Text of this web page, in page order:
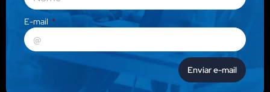
E-mail
Enviar e-mail